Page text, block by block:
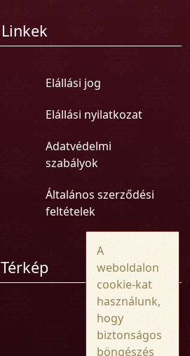
Linkek
Elállási jog
Elállási nyilatkozat
Adatvédelmi
szabályok
Általános szerződési
feltételek
Térkép
A
weboldalon
cookie-kat
használunk,
hogy
biztonságos
böngészés